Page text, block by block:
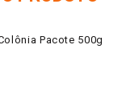
Pacote 500g